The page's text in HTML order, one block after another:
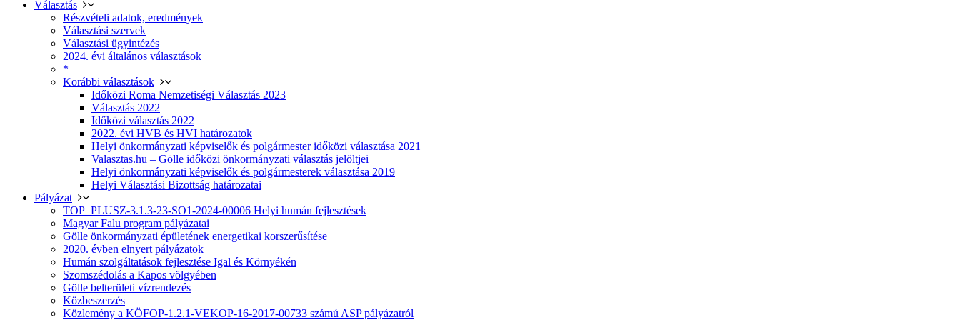
Választás
Részvételi adatok, eredmények
Választási szervek
Választási ügyintézés
2024. évi általános választások
*
Korábbi választások
Időközi Roma Nemzetiségi Választás 2023
Választás 2022
Időközi választás 2022
2022. évi HVB és HVI határozatok
Helyi önkormányzati képviselők és polgármester időközi választása 2021
Valasztas.hu – Gölle időközi önkormányzati választás jelöltjei
Helyi önkormányzati képviselők és polgármesterek választása 2019
Helyi Választási Bizottság határozatai
Pályázat
TOP_PLUSZ-3.1.3-23-SO1-2024-00006 Helyi humán fejlesztések
Magyar Falu program pályázatai
Gölle önkormányzati épületének energetikai korszerűsítése
2020. évben elnyert pályázatok
Humán szolgáltatások fejlesztése Igal és Környékén
Szomszédolás a Kapos völgyében
Gölle belterületi vízrendezés
Közbeszerzés
Közlemény a KÖFOP-1.2.1-VEKOP-16-2017-00733 számú ASP pályázatról